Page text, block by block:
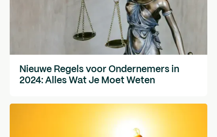
Nieuwe Regels voor Ondernemers in
2024: Alles Wat Je Moet Weten